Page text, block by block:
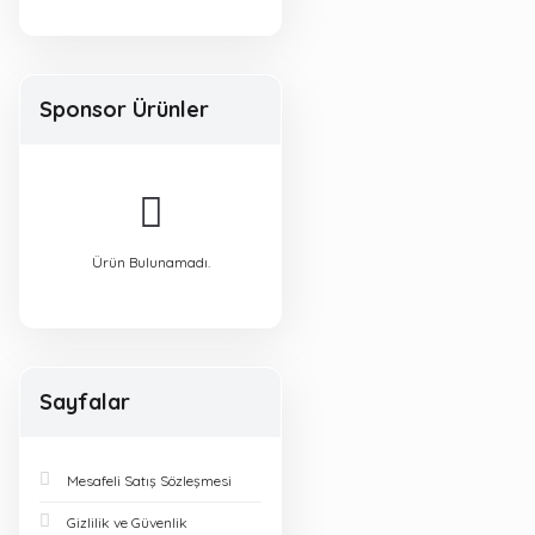
(1)
Sponsor Ürünler
Ürün Bulunamadı.
Sayfalar
Mesafeli Satış Sözleşmesi
Gizlilik ve Güvenlik